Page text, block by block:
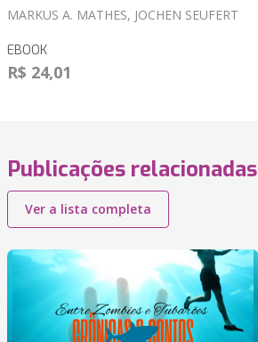
MARKUS A. MATHES, JOCHEN SEUFERT
EBOOK
R$ 24,01
Publicações relacionadas
Ver a lista completa